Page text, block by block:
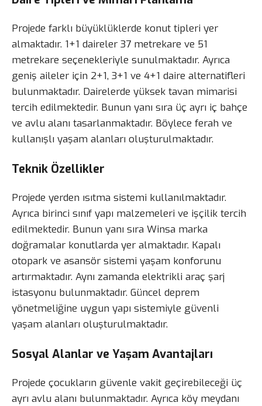
Projede farklı büyüklüklerde konut tipleri yer
almaktadır. 1+1 daireler 37 metrekare ve 51
metrekare seçenekleriyle sunulmaktadır. Ayrıca
geniş aileler için 2+1, 3+1 ve 4+1 daire alternatifleri
bulunmaktadır. Dairelerde yüksek tavan mimarisi
tercih edilmektedir. Bunun yanı sıra üç ayrı iç bahçe
ve avlu alanı tasarlanmaktadır. Böylece ferah ve
kullanışlı yaşam alanları oluşturulmaktadır.
Teknik Özellikler
Projede yerden ısıtma sistemi kullanılmaktadır.
Ayrıca birinci sınıf yapı malzemeleri ve işçilik tercih
edilmektedir. Bunun yanı sıra Winsa marka
doğramalar konutlarda yer almaktadır. Kapalı
otopark ve asansör sistemi yaşam konforunu
artırmaktadır. Aynı zamanda elektrikli araç şarj
istasyonu bulunmaktadır. Güncel deprem
yönetmeliğine uygun yapı sistemiyle güvenli
yaşam alanları oluşturulmaktadır.
Sosyal Alanlar ve Yaşam Avantajları
Projede çocukların güvenle vakit geçirebileceği üç
ayrı avlu alanı bulunmaktadır. Ayrıca köy meydanı